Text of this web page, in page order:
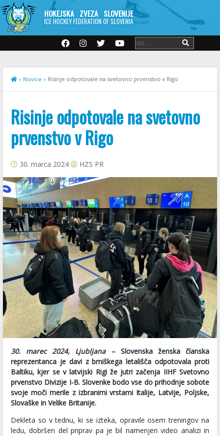
HOKEJSKA ZVEZA SLOVENIJE
ICE HOCKEY FEDERATION OF SLOVENIA
» Novice » Risinje odpotovale na svetovno prvenstvo v Rigo
Risinje odpotovale na svetovno
prvenstvo v Rigo
30. marca 2024 HZS PR
30. marec 2024, Ljubljana– Slovenska ženska članska
reprezentanca je davi z brniškega letališča odpotovala proti
Baltiku, kjer se v latvijski Rigi že jutri začenja IIHF Svetovno
prvenstvo Divizije I-B. Slovenke bodo vse do prihodnje sobote
svoje moči merile z izbranimi vrstami Italije, Latvije, Poljske,
Slovaške in Velike Britanije.
Dekleta so v tednu, ki se izteka, opravile osem treningov na
ledu, dobršen del priprav pa je bil namenjen video analizi in